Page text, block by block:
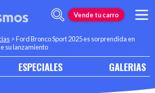
Vende tu carro
>Ford Bronco Sport 2025 es sorprendida en
su lanzamiento
ESPECIALES GALERIAS